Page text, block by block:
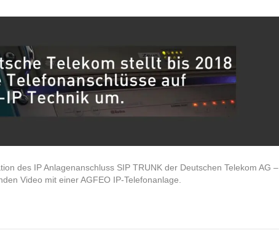
des IP Anlagenanschluss SIP TRUNK der Deutschen Telekom AG –
Video mit einer AGFEO IP-Telefonanlage.